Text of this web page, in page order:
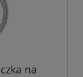
na